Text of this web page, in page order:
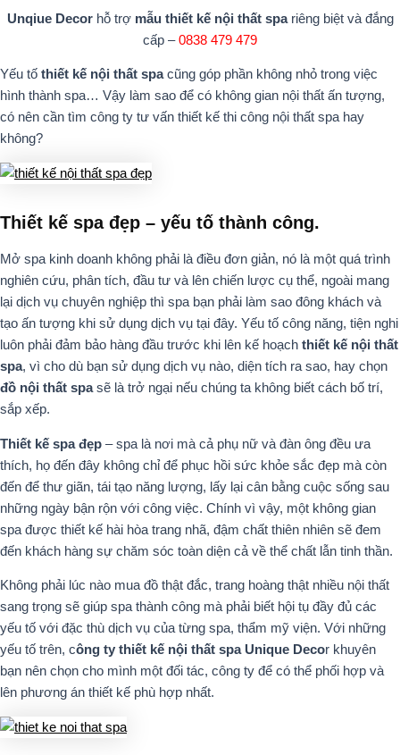
Unqiue Decorhỗ trợ mẫu thiết kế nội thất spariêng biệt và đắng
cấp –0838 479 479
Yếu tố thiết kế nội thất spacũng góp phần không nhỏ trong việc
hình thành spa… Vậy làm sao để có không gian nội thất ấn tượng,
có nên cần tìm công ty tư vấn thiết kế thi công nội thất spa hay
không?
Thiết kế spa đẹp – yếu tố thành công.
Mở spa kinh doanh không phải là điều đơn giản, nó là một quá trình
nghiên cứu, phân tích, đầu tư và lên chiến lược cụ thể, ngoài mang
lại dịch vụ chuyên nghiệp thì spa bạn phải làm sao đông khách và
tạo ấn tượng khi sử dụng dịch vụ tại đây. Yếu tố công năng, tiện nghi
luôn phải đảm bảo hàng đầu trước khi lên kế hoạch thiết kế nội thất
spa, vì cho dù bạn sử dụng dịch vụ nào, diện tích ra sao, hay chọn
đồ nội thất spasẽ là trở ngại nếu chúng ta không biết cách bố trí,
sắp xếp.
Thiết kế spa đẹp – spa là nơi mà cả phụ nữ và đàn ông đều ưa
thích, họ đến đây không chỉ để phục hồi sức khỏe sắc đẹp mà còn
đến để thư giãn, tái tạo năng lượng, lấy lại cân bằng cuộc sống sau
những ngày bận rộn với công việc. Chính vì vậy, một không gian
spa được thiết kế hài hòa trang nhã, đậm chất thiên nhiên sẽ đem
đến khách hàng sự chăm sóc toàn diện cả về thể chất lẫn tinh thần.
Không phải lúc nào mua đồ thật đắc, trang hoàng thật nhiều nội thất
sang trọng sẽ giúp spa thành công mà phải biết hội tụ đầy đủ các
yếu tố với đặc thù dịch vụ của từng spa, thẩm mỹ viện. Với những
yếu tố trên, công ty thiết kế nội thất spa Unique Decor khuyên
bạn nên chọn cho mình một đối tác, công ty để có thể phối hợp và
lên phương án thiết kế phù hợp nhất.